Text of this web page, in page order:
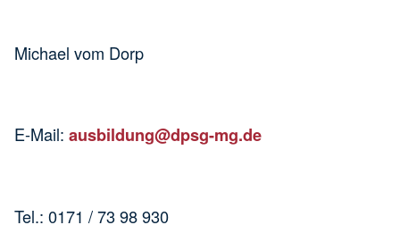
Michael vom Dorp
E-Mail: ausbildung@dpsg-mg.de
Tel.: 0171 / 73 98 930